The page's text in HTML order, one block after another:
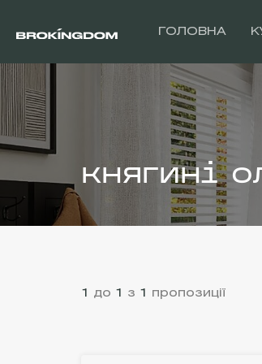
ГОЛОВНА
княгині
1 до 1 з 1 пропозиції